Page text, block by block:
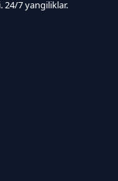
7 yangiliklar.